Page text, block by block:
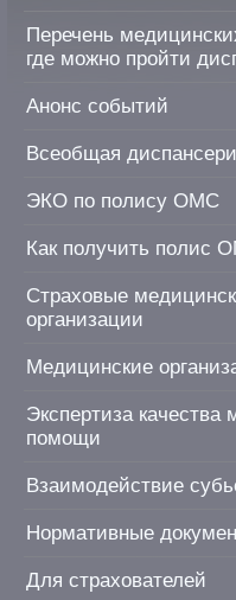
Перечень
где можно пройти
Анонс событий
Всеобщая
ЭКО по полису ОМС
Как получить полис
Страховые
организации
Медицинские
Экспертиза качества
помощи
Взаимодействие
Нормативные
Для страхователей